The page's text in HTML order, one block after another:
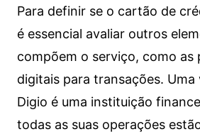
Para definir se o cartão de
é essencial avaliar outros
compõem o serviço, como as
digitais para transações. Uma
Digio é uma instituição
todas as suas operações